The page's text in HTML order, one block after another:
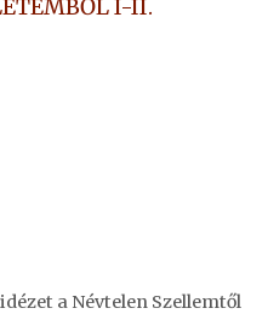
I-II.
a Névtelen Szellemtől